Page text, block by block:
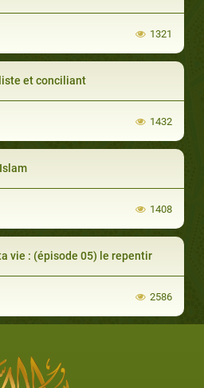
1321
et conciliant
1432
1408
vie : (épisode 05) le repentir
2586